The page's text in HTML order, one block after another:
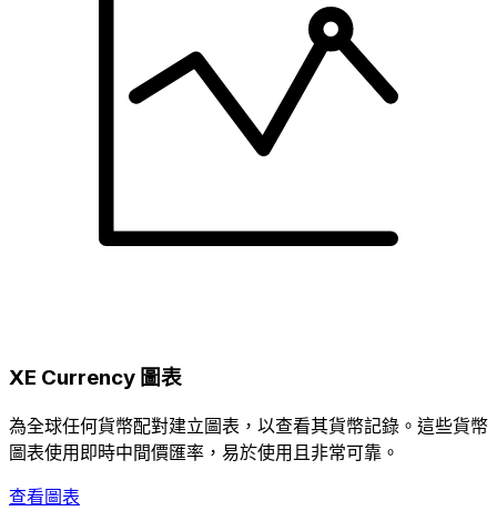
XE Currency 圖表
為全球任何貨幣配對建立圖表，以查看其貨幣記錄。這些貨幣
圖表使用即時中間價匯率，易於使用且非常可靠。
查看圖表